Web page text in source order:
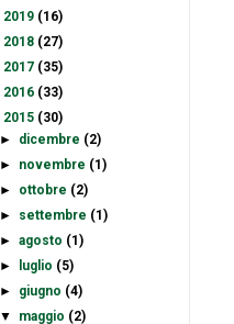
2019 (16)
2018 (27)
2017 (35)
2016 (33)
2015 (30)
► dicembre (2)
► novembre (1)
► ottobre (2)
► settembre (1)
►agosto (1)
►
luglio (5)
► giugno (4)
▼
maggio (2)